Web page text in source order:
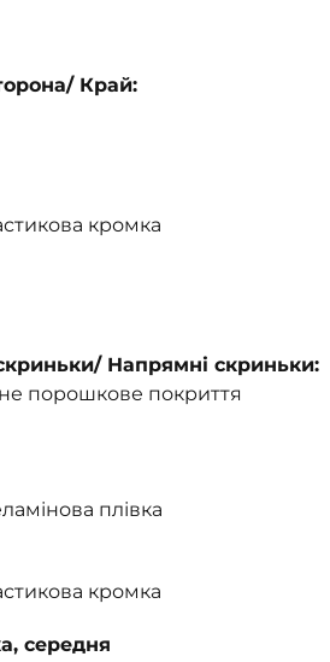
Край:
кромка
Напрямні скриньки:
порошкове покриття
плівка
кромка
середня